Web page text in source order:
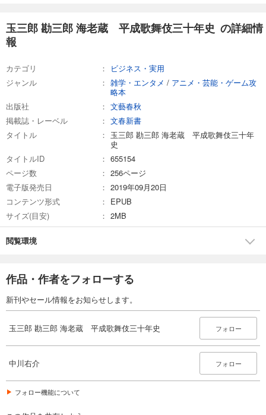
玉三郎 勘三郎 海老蔵 平成歌舞伎三十年史 の詳細情
報
カテゴリ
ビジネス・実用
ジャンル
雑学・エンタメ / アニメ・芸能・ゲーム攻
略本
出版社
文藝春秋
掲載誌・レーベル
文春新書
タイトル
玉三郎 勘三郎 海老蔵 平成歌舞伎三十年
史
タイトルID
655154
ページ数
256ページ
電子版発売日
2019年09月20日
コンテンツ形式
EPUB
サイズ(目安)
2MB
閲覧環境
作品・作者をフォローする
新刊やセール情報をお知らせします。
玉三郎 勘三郎 海老蔵 平成歌舞伎三十年史 フォロー
中川右介 フォロー
フォロー機能について